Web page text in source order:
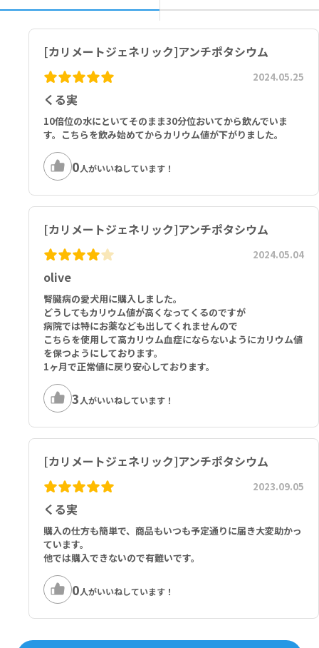
[カリメートジェネリック]アンチポタシウム
くる実
2024.05.25
10倍位の水にといてそのまま30分位おいてから飲んでいま
す。こちらを飲み始めてからカリウム値が下がりました。
0人がいいねしています！
[カリメートジェネリック]アンチポタシウム
olive
2024.05.04
腎臓病の愛犬用に購入しました。
どうしてもカリウム値が高くなってくるのですが
病院では特にお薬なども出してくれませんので
こちらを使用して高カリウム血症にならないようにカリウム値
を保つようにしております。
1ヶ月で正常値に戻り安心しております。
3 人がいいねしています！
[カリメートジェネリック]アンチポタシウム
くる実
2023.09.05
購入の仕方も簡単で、商品もいつも予定通りに届き大変助かっ
ています。
他では購入できないので有難いです。
0人がいいねしています！